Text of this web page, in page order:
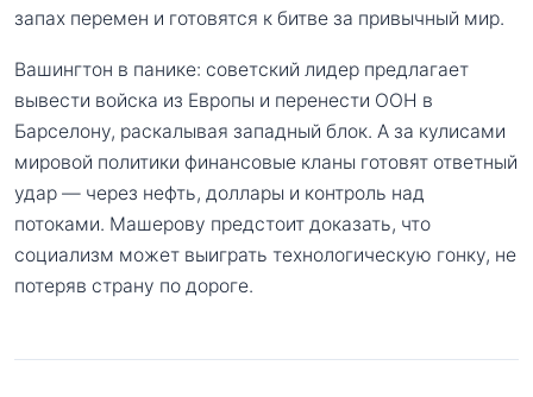
запах перемен и готовятся к битве за привычный мир.
Вашингтон в панике: советский лидер предлагает
вывести войска из Европы и перенести ООН в
Барселону, раскалывая западный блок. А за кулисами
мировой политики финансовые кланы готовят ответный
удар — через нефть, доллары и контроль над
потоками. Машерову предстоит доказать, что
социализм может выиграть технологическую гонку, не
потеряв страну по дороге.